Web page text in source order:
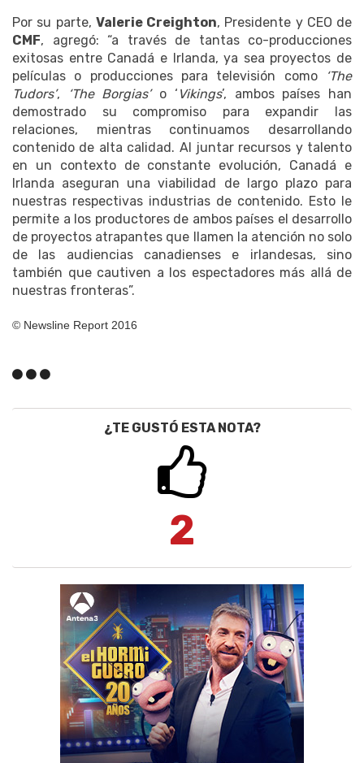
Por su parte, Valerie Creighton, Presidente y CEO de
CMF, agregó: “a través de tantas co-producciones
exitosas entre Canadá e Irlanda, ya sea proyectos de
películas o producciones para televisión como‘The
Tudors’, ‘The Borgias’ o ‘ Vikings’, ambos países han
demostrado su compromiso para expandir las
relaciones, mientras continuamos desarrollando
contenido de alta calidad. Al juntar recursos y talento
en un contexto de constante evolución, Canadá e
Irlanda aseguran una viabilidad de largo plazo para
nuestras respectivas industrias de contenido. Esto le
permite a los productores de ambos países el desarrollo
de proyectos atrapantes que llamen la atención no solo
de las audiencias canadienses e irlandesas, sino
también que cautiven a los espectadores más allá de
nuestras fronteras”.
© Newsline Report 2016
¿TE GUSTÓ ESTA NOTA?
2